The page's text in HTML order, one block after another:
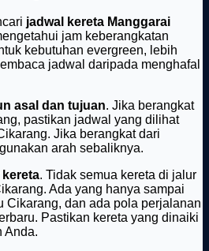
jadwal kereta Manggarai
jam keberangkatan
kebutuhan evergreen, lebih
jadwal daripada menghafal
asal dan tujuan. Jika berangkat
pastikan jadwal yang dilihat
Jika berangkat dari
arah sebaliknya.
. Tidak semua kereta di jalur
Ada yang hanya sampai
Cikarang, dan ada pola perjalanan
Pastikan kereta yang dinaiki
Anda.